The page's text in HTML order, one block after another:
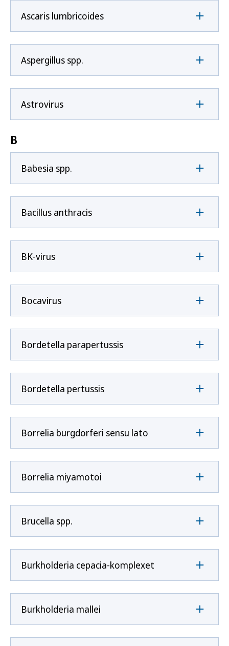
Ascaris lumbricoides
Aspergillus spp.
Astrovirus
B
Babesia spp.
Bacillus anthracis
BK-virus
Bocavirus
Bordetella parapertussis
Bordetella pertussis
Borrelia burgdorferi sensu lato
Borrelia miyamotoi
Brucella spp.
Burkholderia cepacia-komplexet
Burkholderia mallei